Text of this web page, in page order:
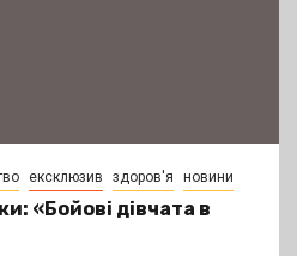
ексклюзив здоров'я новини
«Бойові дівчата в